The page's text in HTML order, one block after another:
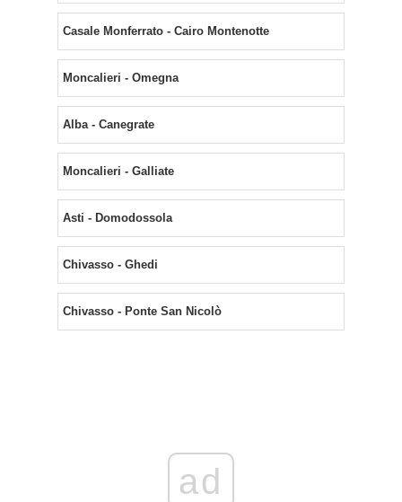
Casale Monferrato - Cairo Montenotte
Moncalieri - Omegna
Alba - Canegrate
Moncalieri - Galliate
Asti - Domodossola
Chivasso - Ghedi
Chivasso - Ponte San Nicolò
ad